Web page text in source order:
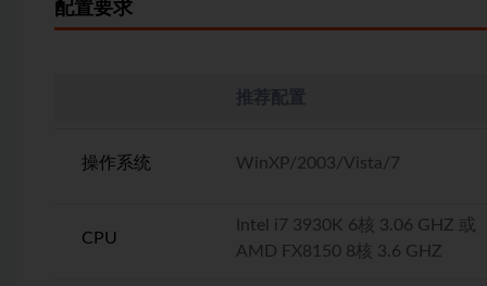
配置要求
操作系统
CPU
推荐配置
WinXP/2003/Vista/7
Intel i7 3930K 6核 3.06 GHZ 或
AMD FX8150 8核 3.6 GHZ